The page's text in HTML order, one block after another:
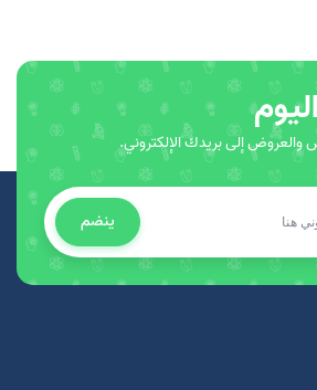
إلى بريدك الإلكتروني.
ينضم